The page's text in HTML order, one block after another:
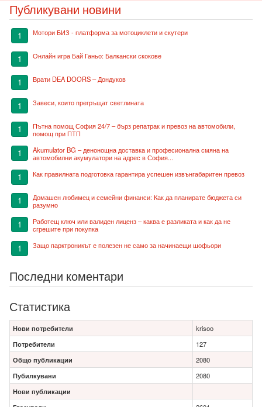
Публикувани новини
1 Мотори БИЗ - платформа за мотоциклети и скутери
1 Онлайн игра Бай Ганьо: Балкански скокове
1 Врати DEA DOORS – Дондуков
1 Завеси, които прегръщат светлината
1
Пътна помощ София 24/7 – бърз репатрак и превоз на автомобили,
помощ при ПТП
1
Akumulator BG – денонощна доставка и професионална смяна на
автомобилни акумулатори на адрес в София...
1 Как правилната подготовка гарантира успешен извънгабаритен превоз
1
Домашен любимец и семейни финанси: Как да планирате бюджета си
разумно
1
Работещ ключ или валиден лиценз – каква е разликата и как да не
сгрешите при покупка
1 Защо парктроникът е полезен не само за начинаещи шофьори
Последни коментари
Статистика
Нови потребители
krisoo
Потребители
127
Общо публикации
2080
Пубилкувани
2080
Нови публикации